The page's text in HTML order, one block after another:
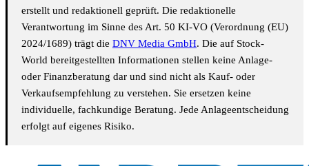
erstellt und redaktionell geprüft. Die redaktionelle
Verantwortung im Sinne des Art. 50 KI-VO (Verordnung (EU)
2024/1689) trägt die DNV Media GmbH. Die auf Stock-
World bereitgestellten Informationen stellen keine Anlage-
oder Finanzberatung dar und sind nicht als Kauf- oder
Verkaufsempfehlung zu verstehen. Sie ersetzen keine
individuelle, fachkundige Beratung. Jede Anlageentscheidung
erfolgt auf eigenes Risiko.